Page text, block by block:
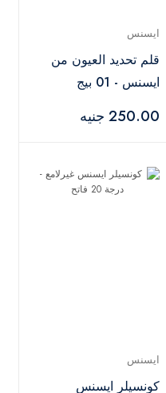
ايسنس
قلم تحديد العيون من
ايسنس - 01 بيج
250.00 جنيه
ايسنس
كونسيلر ايسنس